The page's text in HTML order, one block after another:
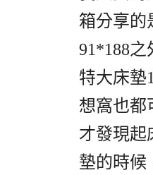
箱分享的
91*188之
特大床墊
想窩也都
才發現起
墊的時候